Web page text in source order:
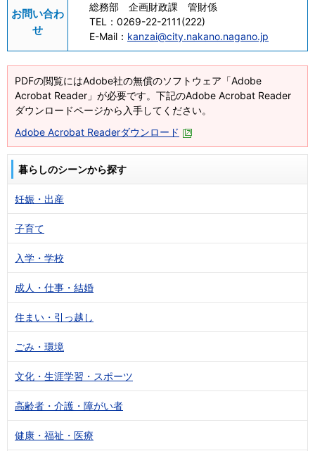
お問い合わ
せ
総務部 企画財政課 管財係
TEL： 0269-22-2111(222)
E-Mail： kanzai@city.nakano.nagano.jp
PDFの閲覧にはAdobe社の無償のソフトウェア「Adobe
Acrobat Reader」が必要です。下記のAdobe Acrobat Reader
ダウンロードページから入手してください。
Adobe Acrobat Readerダウンロード
暮らしのシーンから探す
妊娠・出産
子育て
入学・学校
成人・仕事・結婚
住まい・引っ越し
ごみ・環境
文化・生涯学習・スポーツ
高齢者・介護・障がい者
健康・福祉・医療